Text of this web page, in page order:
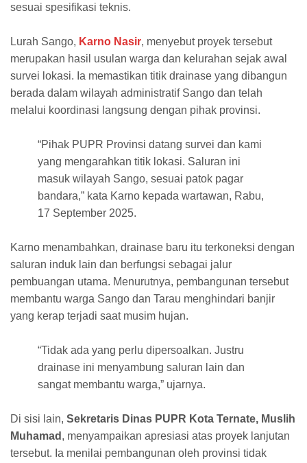
sesuai spesifikasi teknis.
Lurah Sango, Karno Nasir, menyebut proyek tersebut
merupakan hasil usulan warga dan kelurahan sejak awal
survei lokasi. Ia memastikan titik drainase yang dibangun
berada dalam wilayah administratif Sango dan telah
melalui koordinasi langsung dengan pihak provinsi.
“Pihak PUPR Provinsi datang survei dan kami
yang mengarahkan titik lokasi. Saluran ini
masuk wilayah Sango, sesuai patok pagar
bandara,” kata Karno kepada wartawan, Rabu,
17 September 2025.
Karno menambahkan, drainase baru itu terkoneksi dengan
saluran induk lain dan berfungsi sebagai jalur
pembuangan utama. Menurutnya, pembangunan tersebut
membantu warga Sango dan Tarau menghindari banjir
yang kerap terjadi saat musim hujan.
“Tidak ada yang perlu dipersoalkan. Justru
drainase ini menyambung saluran lain dan
sangat membantu warga,” ujarnya.
Di sisi lain, Sekretaris Dinas PUPR Kota Ternate, Muslih
Muhamad , menyampaikan apresiasi atas proyek lanjutan
tersebut. Ia menilai pembangunan oleh provinsi tidak